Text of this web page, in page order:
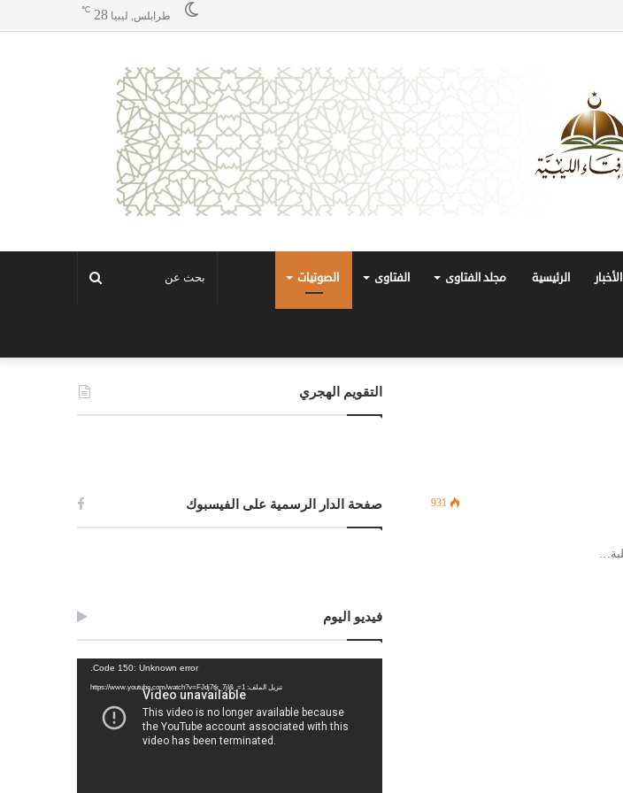
طرابلس, ليبيا 28
℃
الأخبار الرئيسية مجلد الفتاوى الفتاوى الصوتيات
931
التقويم الهجري
صفحة الدار الرسمية على الفيسبوك
فيديو اليوم
Code 150: Unknown error.
تنزيل الملف: https://www.youtube.com/watch?v=FJdj7tk_7jI&_=1